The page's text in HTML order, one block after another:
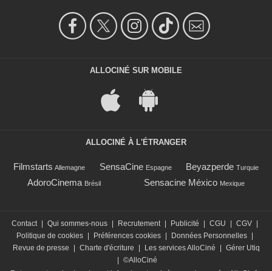
ALLOCINÉ SUR MOBILE
ALLOCINÉ À L'ÉTRANGER
Filmstarts Allemagne SensaCine Espagne Beyazperde Turquie
AdoroCinema Brésil Sensacine México Mexique
Contact Qui sommes-nous Recrutement Publicité CGU CGV
Politique de cookies
Préférences cookies Données Personnelles
Revue de presse
Charte d'écriture Les services AlloCiné
Gérer Utiq
©AlloCiné